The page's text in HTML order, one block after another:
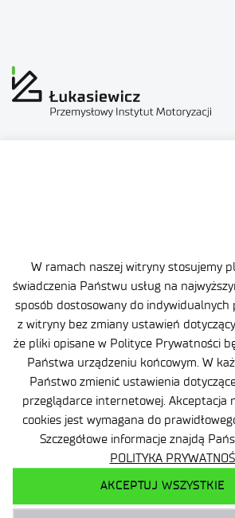
W ramach naszej witryny stosujemy
świadczenia Państwu usług na
sposób dostosowany do indywidualnych
z witryny bez zmiany ustawień
że pliki opisane w Polityce Prywatności
Państwa urządzeniu końcowym. W
Państwo zmienić ustawienia
przeglądarce internetowej. Akceptacja
cookies jest wymagana do
Szczegółowe informacje znajdą
POLITYKA
AKCEPTUJ WSZYSTKIE
Zgłaszanie naruszeń prawa
Plan równości (GEP)
Skargi i odwołania
Zamówienia publiczne
Polityka Cookie